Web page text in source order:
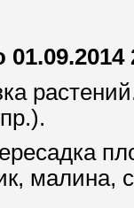
01.09.2014
малина,